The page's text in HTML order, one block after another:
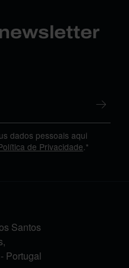
dados pessoais aqui
de Privacidade .*
Santos
Portugal